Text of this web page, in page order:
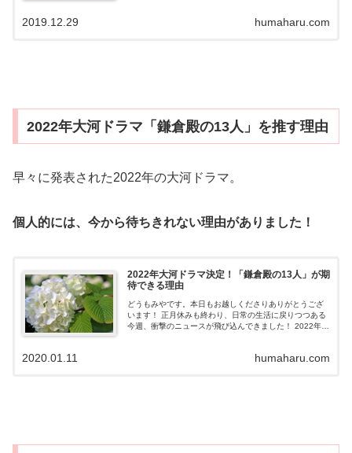
humaharu.com
2019.12.29
2022年大河ドラマ「鎌倉殿の13人」を推す理由
早々に発表された2022年の大河ドラマ。
個人的には、今から待ちきれない理由がありました！
2022年大河ドラマ決定！「鎌倉殿の13人」が期
待できる理由
どうもみやです。本日もお越しくださりありがとうござ
います！ 正月休みも終わり、日常の生活に戻りつつある
今週、衝撃のニュースが飛び込んできました！ 2022年の
humaharu.com
2020.01.11